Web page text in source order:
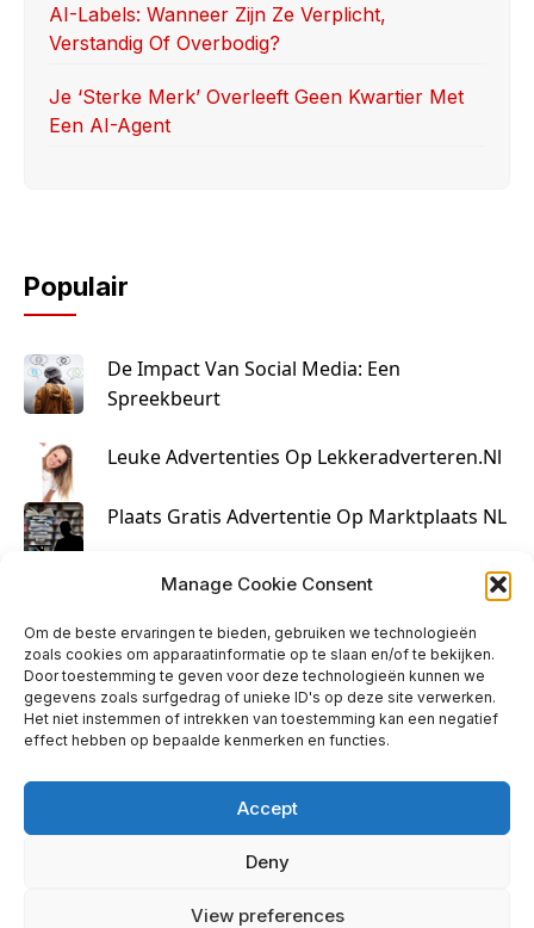
Manage Cookie Consent
Om de beste ervaringen te bieden, gebruiken we technologieën
zoals cookies om apparaatinformatie op te slaan en/of te bekijken.
Door toestemming te geven voor deze technologieën kunnen we
gegevens zoals surfgedrag of unieke ID's op deze site verwerken.
Het niet instemmen of intrekken van toestemming kan een negatief
effect hebben op bepaalde kenmerken en functies.
Accept
Deny
View preferences
AI-Labels: Wanneer Zijn Ze Verplicht,
Verstandig Of Overbodig?
Je ‘sterke Merk’ Overleeft Geen Kwartier Met
Een AI-Agent
Populair
De Impact Van Social Media: Een
Spreekbeurt
Leuke Advertenties Op Lekkeradverteren.nl
Plaats Gratis Advertentie Op Marktplaats NL
Kruisbestuiving Voor Succesvolle Marketing